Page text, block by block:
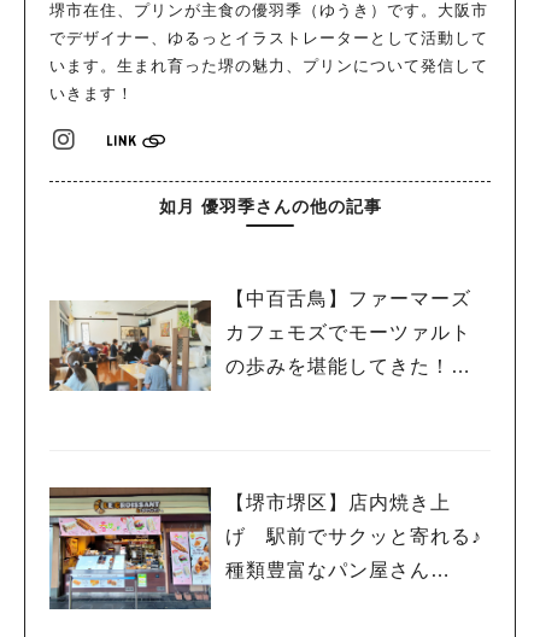
堺市在住、プリンが主食の優羽季（ゆうき）です。大阪市
でデザイナー、ゆるっとイラストレーターとして活動して
います。生まれ育った堺の魅力、プリンについて発信して
いきます！
如月 優羽季さんの他の記事
【中百舌鳥】ファーマーズ
カフェモズでモーツァルト
の歩みを堪能してきた！
【堺市堺区】店内焼き上
げ 駅前でサクッと寄れる♪
種類豊富なパン屋さん